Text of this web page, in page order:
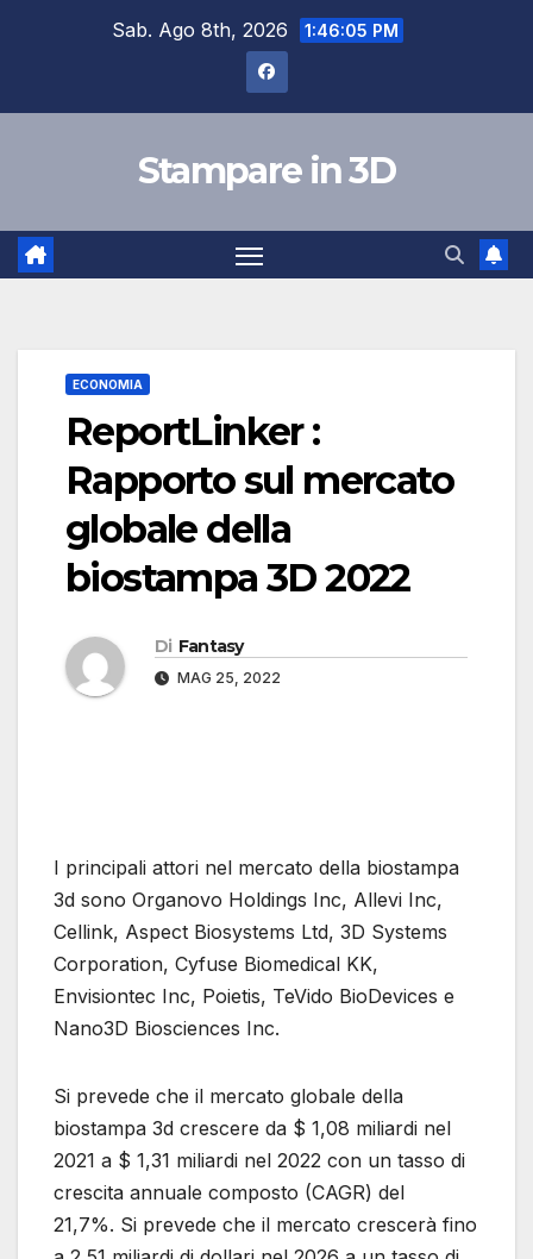
Sab. Ago 8th, 2026 1:46:05 PM
Stampare in 3D
ECONOMIA
ReportLinker :
Rapporto sul mercato
globale della
biostampa 3D 2022
Di Fantasy
MAG 25, 2022
I principali attori nel mercato della biostampa
3d sono Organovo Holdings Inc, Allevi Inc,
Cellink, Aspect Biosystems Ltd, 3D Systems
Corporation, Cyfuse Biomedical KK,
Envisiontec Inc, Poietis, TeVido BioDevices e
Nano3D Biosciences Inc.
Si prevede che il mercato globale della
biostampa 3d crescere da $ 1,08 miliardi nel
2021 a $ 1,31 miliardi nel 2022 con un tasso di
crescita annuale composto (CAGR) del
21,7%. Si prevede che il mercato crescerà fino